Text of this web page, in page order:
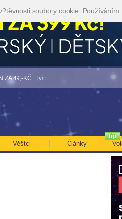
Věštci Články
[více] • NEJVĚTŠÍ ROČNÍ HOROSKOP
soubory cookie. Používáním